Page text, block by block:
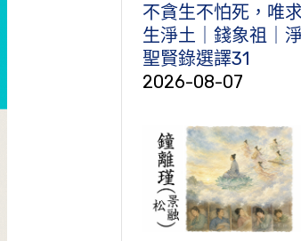
不貪生不怕死，唯
生淨土｜錢象祖｜
聖賢錄選譯31
2026-08-07